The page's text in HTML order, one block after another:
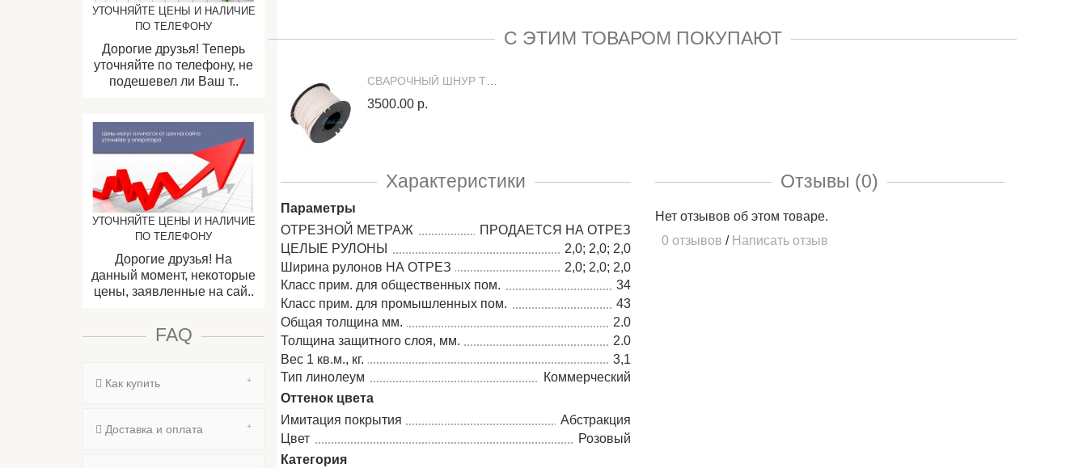
УТОЧНЯЙТЕ ЦЕНЫ И НАЛИЧИЕ
ПО ТЕЛЕФОНУ
Дорогие друзья! Теперь
уточняйте по телефону, не
подешевел ли Ваш т..
УТОЧНЯЙТЕ ЦЕНЫ И НАЛИЧИЕ
ПО ТЕЛЕФОНУ
Дорогие друзья! На
данный момент, некоторые
цены, заявленные на сай..
FAQ
Как купить
Доставка и оплата
С ЭТИМ ТОВАРОМ ПОКУПАЮТ
3500.00 р.
Характеристики
Параметры
ОТРЕЗНОЙ МЕТРАЖ
ПРОДАЕТСЯ НА ОТРЕЗ
ЦЕЛЫЕ РУЛОНЫ
2,0; 2,0; 2,0
Ширина рулонов НА ОТРЕЗ
2,0; 2,0; 2,0
Класс прим. для общественных пом.
34
Класс прим. для промышленных пом.
43
Общая толщина мм.
2.0
Толщина защитного слоя, мм.
2.0
Вес 1 кв.м., кг.
3,1
Тип линолеум
Коммерческий
Оттенок цвета
Имитация покрытия
Абстракция
Цвет
Розовый
Категория
Отзывы (0)
Нет отзывов об этом товаре.
0 отзывов / Написать отзыв